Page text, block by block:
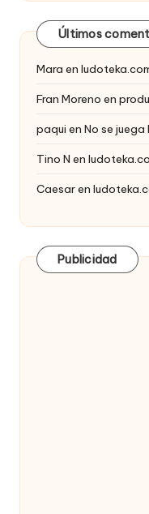
Últimos
Mara en
Fran Moreno en
paqui en No se juega
Tino N en
Caesaren
Publicidad